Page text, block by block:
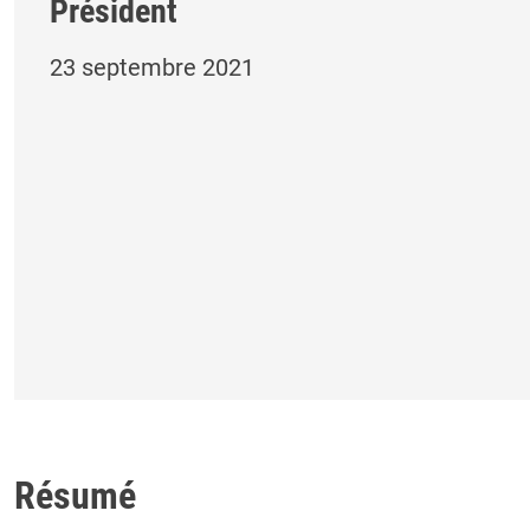
Président
23 septembre 2021
Résumé